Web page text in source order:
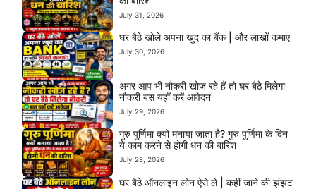
July 31, 2026
घर बैठे खोले अपना खुद का बैंक | और लाखों कमाए
July 30, 2026
अगर आप भी नौकरी खोज रहे हैं तो घर बैठे मिलेगा
नौकरी बस यहाँ करें आवेदन
July 29, 2026
गुरु पुर्णिमा क्यों मनाया जाता है? गुरु पुर्णिमा के दिन
ये काम करने से होगी धन की बारिश
July 28, 2026
घर बैठे ऑनलाइन लोन ऐसे ले | कहीं जाने की झंझट